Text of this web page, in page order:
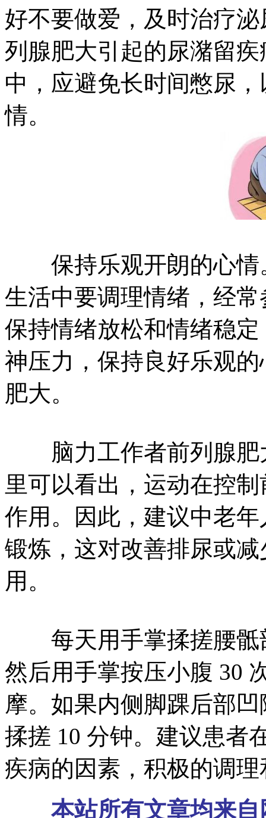
好不要做爱，及时治疗
列腺肥大引起的尿潴留
中，应避免长时间憋尿
情。
保持乐观开朗的心情
生活中要调理情绪，经
保持情绪放松和情绪稳
神压力，保持良好乐观
肥大。
脑力工作者前列腺肥
里可以看出，运动在控
作用。因此，建议中老
锻炼，这对改善排尿或
用。
每天用手掌揉搓腰骶
然后用手掌按压小腹 30
摩。如果内侧脚踝后部
揉搓 10 分钟。建议患者
疾病的因素，积极的调
本站所有文章均来自